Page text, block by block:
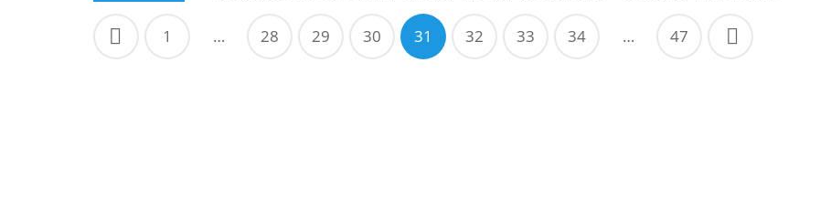
1 … 28 29 30 31 32 33 34 … 47